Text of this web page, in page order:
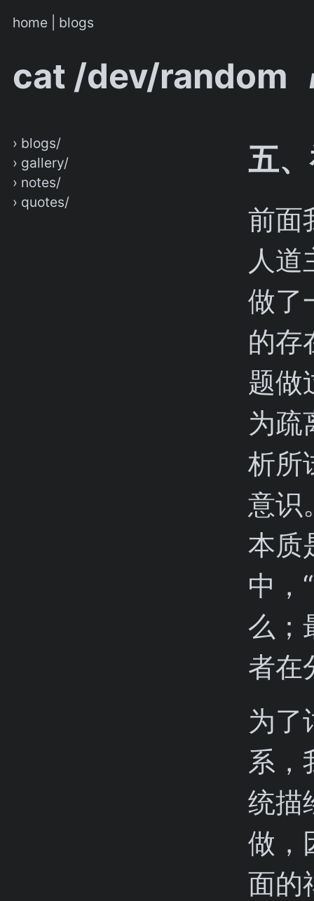
home blogs
cat /dev/random
› blogs/
› gallery/
› notes/
› quotes/
五
前面
人
做了
的存
题做
为疏
析所
意识
本质
中，
么；
者在
为了
系，
统描
做，
面的